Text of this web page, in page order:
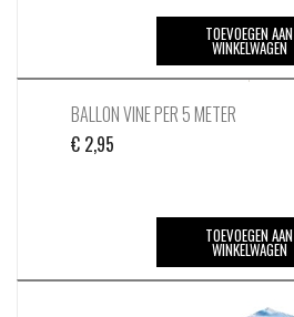
TOEVOEGEN AAN
WINKELWAGEN
BALLON VINE PER 5 METER
€ 2,95
TOEVOEGEN AAN
WINKELWAGEN